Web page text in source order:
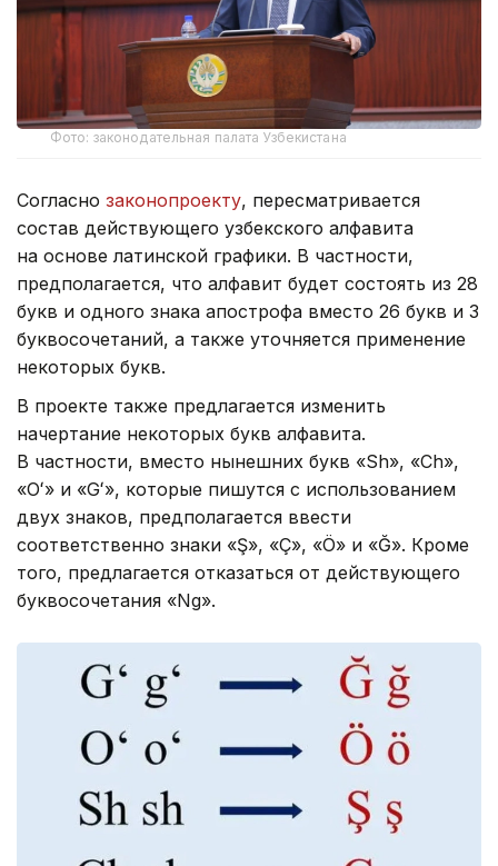
Фото: законодательная палата Узбекистана
Согласно законопроекту, пересматривается
состав действующего узбекского алфавита
на основе латинской графики. В частности,
предполагается, что алфавит будет состоять из 28
букв и одного знака апострофа вместо 26 букв и 3
буквосочетаний, а также уточняется применение
некоторых букв.
В проекте также предлагается изменить
начертание некоторых букв алфавита.
В частности, вместо нынешних букв «Sh», «Ch»,
«Oʻ» и «Gʻ», которые пишутся с использованием
двух знаков, предполагается ввести
соответственно знаки «Ş», «Ç», «Ö» и «Ğ». Кроме
того, предлагается отказаться от действующего
буквосочетания «Ng».